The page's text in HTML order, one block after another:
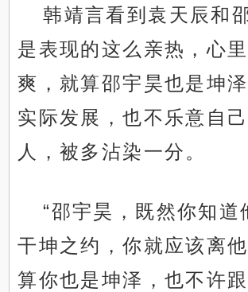
韩靖言看到袁天辰和
是表现的这么亲热，心
爽，就算邵宇昊也是坤
实际发展，也不乐意自
人，被多沾染一分。
“邵宇昊，既然你知道
干坤之约，你就应该离
算你也是坤泽，也不许